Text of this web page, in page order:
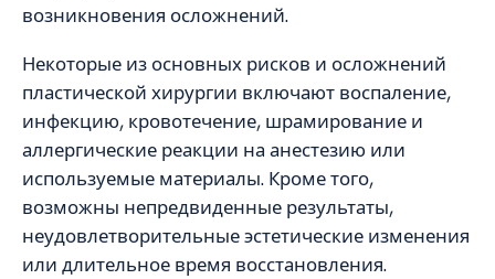
возникновения осложнений.
Некоторые из основных рисков и осложнений
пластической хирургии включают воспаление,
инфекцию, кровотечение, шрамирование и
аллергические реакции на анестезию или
используемые материалы. Кроме того,
возможны непредвиденные результаты,
неудовлетворительные эстетические изменения
или длительное время восстановления.